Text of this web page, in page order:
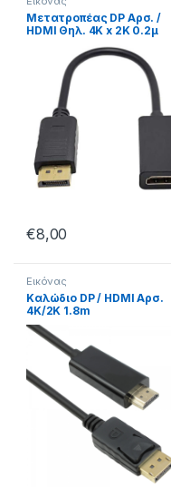
Μετατροπέας DP Αρσ. /
HDMI Θηλ. 4K x 2K 0.2μ
€8,00
Εικόνας
Καλώδιο DP / HDMI Αρσ.
4K/2Κ 1.8m